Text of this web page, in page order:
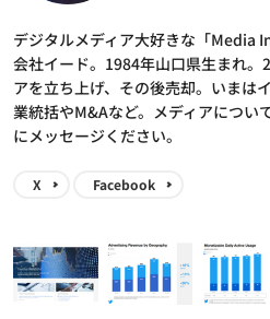
デジタルメディア大好きな「Media
会社イード。1984年山口県生まれ。
アを立ち上げ、その後売却。いまは
業統括やM&Aなど。メディアについ
にメッセージください。
X Facebook